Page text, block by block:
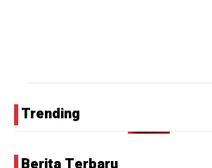
Trending